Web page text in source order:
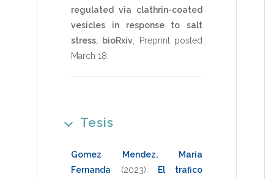
regulated via clathrin-coated
vesicles in response to salt
stress. bioRxiv
Preprint posted
March 18
Tesis
Gomez Mendez, Maria
Fernanda
(2023) El trafico